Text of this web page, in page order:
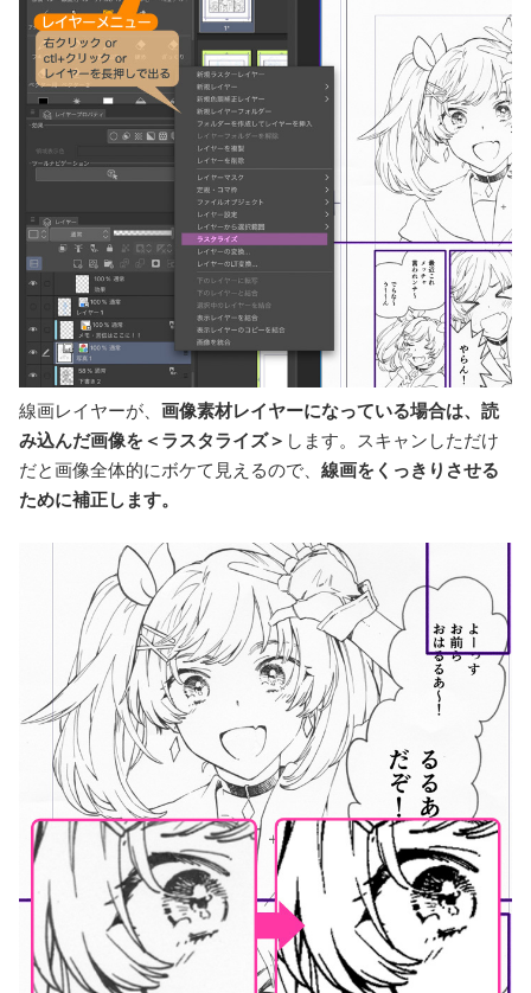
線画レイヤーが、 画像素材レイヤーになっている場合は、読
み込んだ画像を＜ラスタライズ＞ します。スキャンしただけ
だと画像全体的にボケて見えるので、 線画をくっきりさせる
ために補正します。